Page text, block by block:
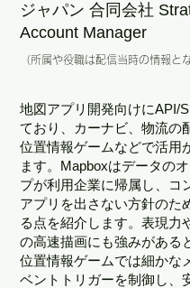
ジャパン 合同会社
Account Manager
（所属や役職は配信当時の情報と
地図アプリ開発向けにAPI/
ており、カーナビ、物流の
位置情報ゲームなどで活用
ます。Mapboxはデータの
プが利用企業に帰属し、コ
アプリを出さない方針のた
る点を紹介します。表現力
の高速描画にも強みがある
位置情報ゲームでは細かな
ベントトリガーを制御し、